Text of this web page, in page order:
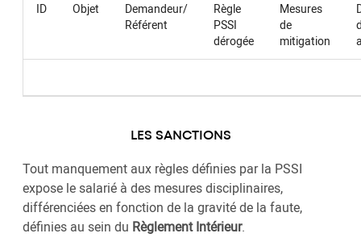
ID Objet
Demandeur/
Référent
Règle
PSSI
dérogée
Mesures
de
mitigation
LES SANCTIONS
Tout manquement aux règles définies par la PSSI
expose le salarié à des mesures disciplinaires,
différenciées en fonction de la gravité de la faute,
définies au sein du Règlement Intérieur.